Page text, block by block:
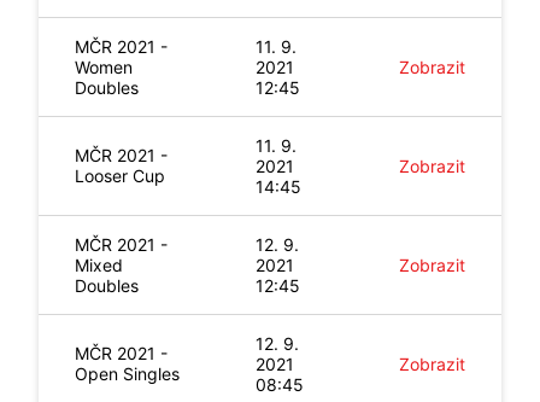
MČR 2021 -
Women
Doubles
11. 9.
2021
12:45
Zobrazit
MČR 2021 -
Looser Cup
11. 9.
2021
14:45
Zobrazit
MČR 2021 -
Mixed
Doubles
12. 9.
2021
12:45
Zobrazit
MČR 2021 -
Open Singles
12. 9.
2021
08:45
Zobrazit